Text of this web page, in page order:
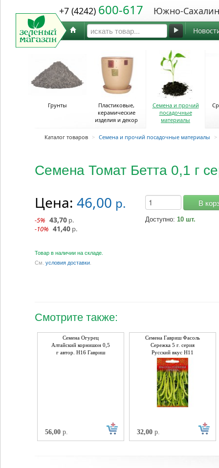
+7 (4242) 600-617 Южно-
Грунты
Пластиковые,
керамические
изделия и декор
Семена и прочий
посадочные
материалы
Каталог товаров > Семена и прочий посадочные материалы >
Семена Томат Бетта 0,1 г
Цена: 46,00 р.
-5% 43,70 р.
-10% 41,40 р.
В
Доступно: 10 шт.
Товар в наличии на складе.
См. условия доставки
Смотрите также:
Семена Огурец
Алтайский корнишон 0,5
г автор. Н16 Гавриш
56,00 р.
Семена Гавриш Фасоль
Сережка 5 г. серия
Русский вкус Н11
32,00 р.